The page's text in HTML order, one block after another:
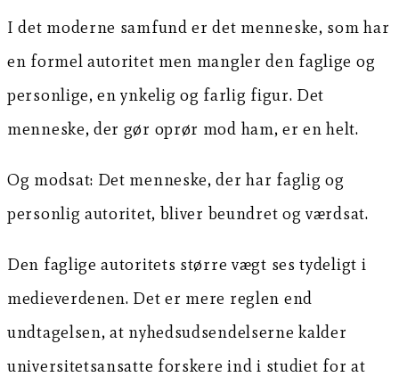
I det moderne samfund er det menneske, som har
en formel autoritet men mangler den faglige og
personlige, en ynkelig og farlig figur. Det
menneske, der gør oprør mod ham, er en helt.
Og modsat: Det menneske, der har faglig og
personlig autoritet, bliver beundret og værdsat.
Den faglige autoritets større vægt ses tydeligt i
medieverdenen. Det er mere reglen end
undtagelsen, at nyhedsudsendelserne kalder
universitetsansatte forskere ind i studiet for at